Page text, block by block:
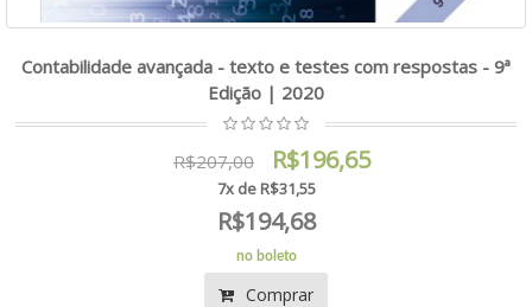
Contabilidade avançada - texto e testes com respostas - 9ª
Edição | 2020
R$207,00 R$196,65
7x de R$31,55
R$194,68
no boleto
Comprar